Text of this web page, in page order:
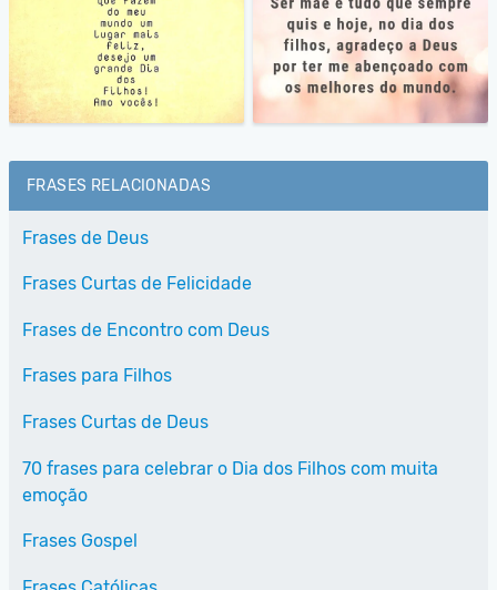
FRASES RELACIONADAS
Frases de Deus
Frases Curtas de Felicidade
Frases de Encontro com Deus
Frases para Filhos
Frases Curtas de Deus
70 frases para celebrar o Dia dos Filhos com muita
emoção
Frases Gospel